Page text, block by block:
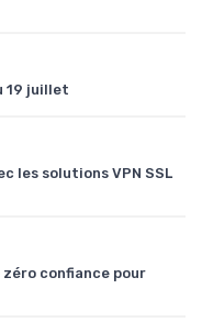
19 juillet
les solutions VPN SSL
confiance pour